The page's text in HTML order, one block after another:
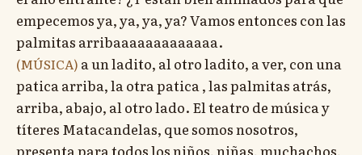
empecemos ya, ya, ya, ya? Vamos entonces con las
palmitas arribaaaaaaaaaaaaa.
(MÚSICA) a un ladito, al otro ladito, a ver, con una
patica arriba, la otra patica , las palmitas atrás,
arriba, abajo, al otro lado. El teatro de música y
títeres Matacandelas, que somos nosotros,
presenta para todos los niños, niñas, muchachos,